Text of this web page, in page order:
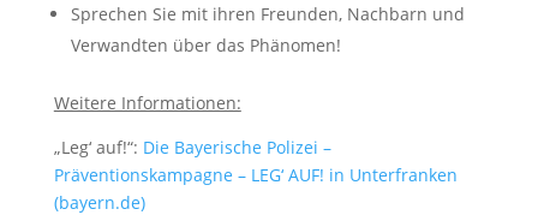
Sprechen Sie mit ihren Freunden, Nachbarn und
Verwandten über das Phänomen!
Weitere Informationen:
„Leg‘ auf!“: Die Bayerische Polizei –
Präventionskampagne – LEG‘ AUF! in Unterfranken
(bayern.de)